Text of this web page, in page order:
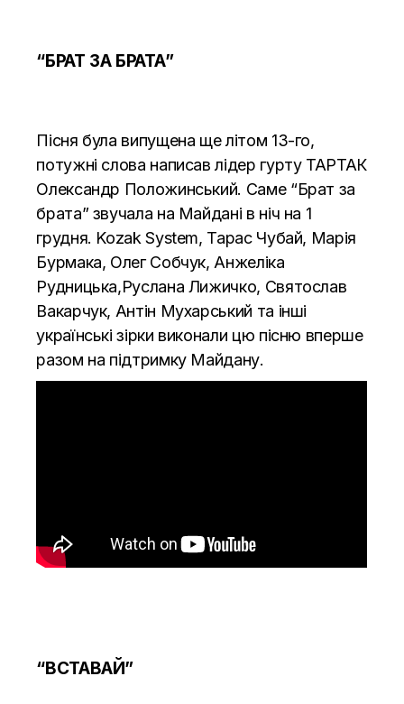
“БРАТ ЗА БРАТА”
Пісня була випущена ще літом 13-го,
потужні слова написав лідер гурту ТАРТАК
Олександр Положинський. Саме “Брат за
брата” звучала на Майдані в ніч на 1
грудня. Kozak System, Тарас Чубай, Марія
Бурмака, Олег Собчук, Анжеліка
Рудницька,Руслана Лижичко, Святослав
Вакарчук, Антін Мухарський та інші
українські зірки виконали цю пісню вперше
разом на підтримку Майдану.
“ВСТАВАЙ”